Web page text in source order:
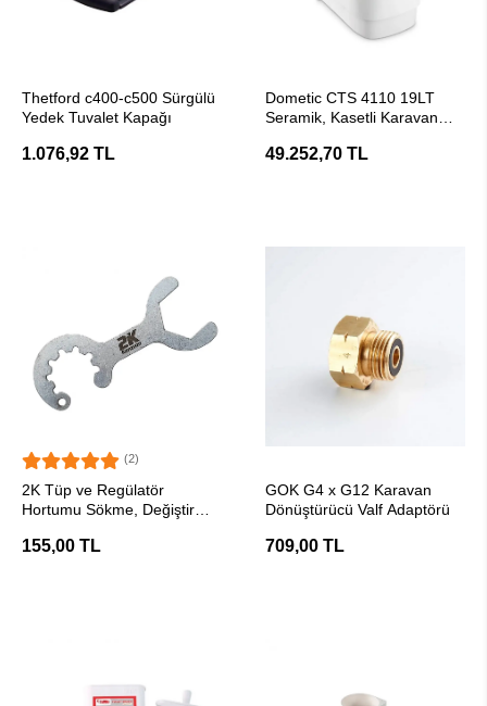
Thetford c400-c500 Sürgülü
Yedek Tuvalet Kapağı
1.076,92 TL
Dometic CTS 4110 19LT
Seramik, Kasetli Karavan
49.252,70 TL
(2)
2K Tüp ve Regülatör
Hortumu Sökme, Değiştirme
155,00 TL
GOK G4 x G12 Karavan
Dönüştürücü Valf Adaptörü
709,00 TL